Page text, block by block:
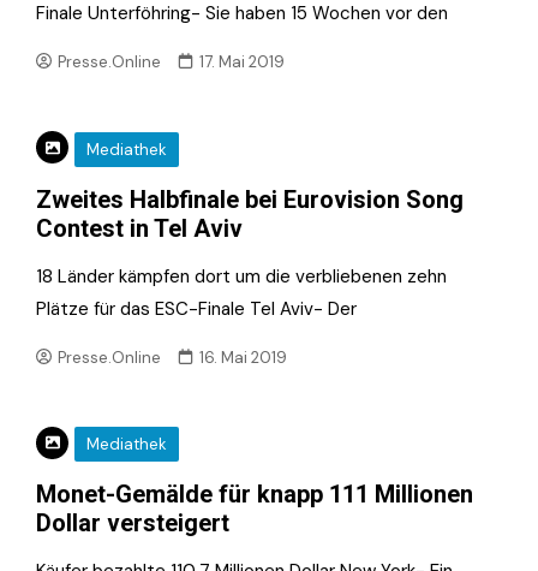
Finale Unterföhring- Sie haben 15 Wochen vor den
Presse.Online 17. Mai 2019
Mediathek
Zweites Halbfinale bei Eurovision Song
Contest in Tel Aviv
18 Länder kämpfen dort um die verbliebenen zehn
Plätze für das ESC-Finale Tel Aviv- Der
Presse.Online 16. Mai 2019
Mediathek
Monet-Gemälde für knapp 111 Millionen
Dollar versteigert